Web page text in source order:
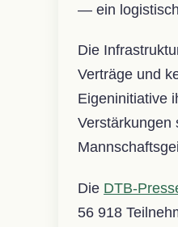
— ein
Die
Verträge und
Eigeninitiative
Verstärkungen
Die DTB-
56 918